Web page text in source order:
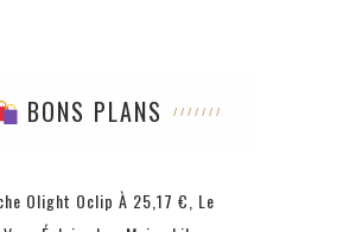
BONS PLANS
Olight Oclip À 25,17 €, Le